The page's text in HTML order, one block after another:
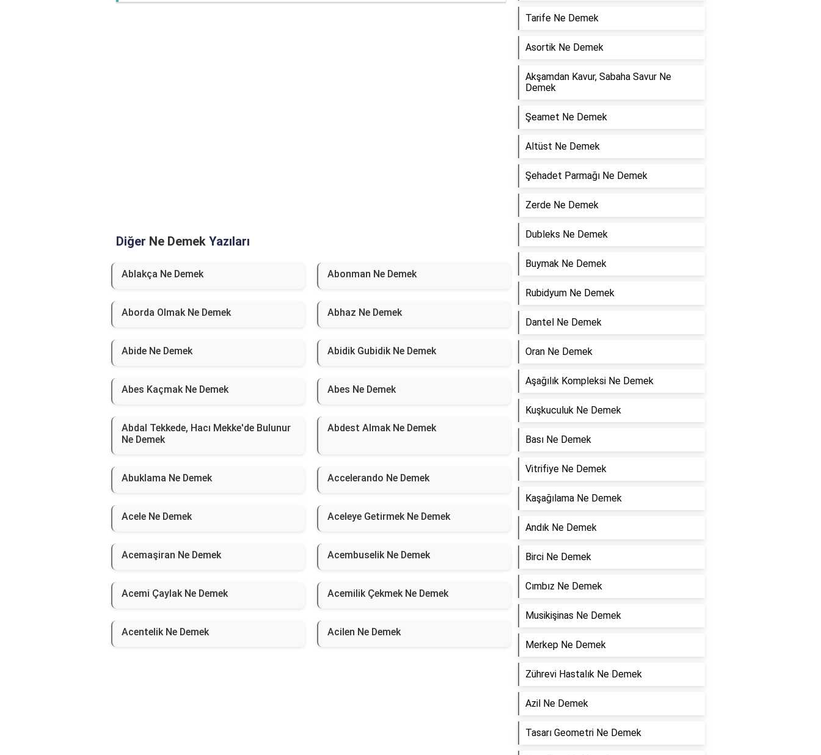
Diğer Ne Demek Yazıları
Ablakça Ne Demek Abonman Ne Demek
Aborda Olmak Ne Demek Abhaz Ne Demek
Abide Ne Demek Abidik Gubidik Ne Demek
Abes Kaçmak Ne Demek Abes Ne Demek
Abdal Tekkede, Hacı Mekke'de Bulunur
Ne Demek
Abdest Almak Ne Demek
Abuklama Ne Demek Accelerando Ne Demek
Acele Ne Demek Aceleye Getirmek Ne Demek
Acemaşiran Ne Demek Acembuselik Ne Demek
Acemi Çaylak Ne Demek Acemilik Çekmek Ne Demek
Acentelik Ne Demek Acilen Ne Demek
Tarife Ne Demek
Asortik Ne Demek
Akşamdan Kavur, Sabaha Savur Ne
Demek
Şeamet Ne Demek
Altüst Ne Demek
Şehadet Parmağı Ne Demek
Zerde Ne Demek
Dubleks Ne Demek
Buymak Ne Demek
Rubidyum Ne Demek
Dantel Ne Demek
Oran Ne Demek
Aşağılık Kompleksi Ne Demek
Kuşkuculuk Ne Demek
Bası Ne Demek
Vitrifiye Ne Demek
Kaşağılama Ne Demek
Andık Ne Demek
Birci Ne Demek
Cımbız Ne Demek
Musikişinas Ne Demek
Merkep Ne Demek
Zührevi Hastalık Ne Demek
Azil Ne Demek
Tasarı Geometri Ne Demek